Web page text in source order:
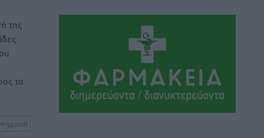
της
το
πριν 10 ώρες
Το στενό της Κρεμαστής μπήκε στη
λίστα των 7 θαυμάτων της αναμονής
Δημο-Κρίσεις• πριν 10 ώρες